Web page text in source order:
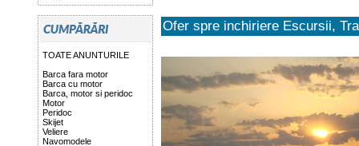
TOATE ANUNTURILE
Barca fara motor
Barca cu motor
Barca, motor si peridoc
Motor
Peridoc
Skijet
Veliere
Navomodele
Ofer spre inchiriere Escursii,